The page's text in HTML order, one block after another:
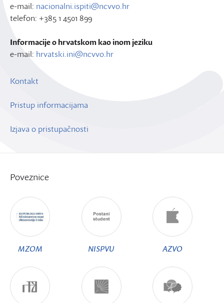
e-mail: nacionalni.ispiti@ncvvo.hr
telefon: +385 1 4501 899
Informacije o hrvatskom kao inom jeziku
e-mail: hrvatski.ini@ncvvo.hr
Kontakt
Pristup informacijama
Izjava o pristupačnosti
Poveznice
MZOM NISPVU AZVO